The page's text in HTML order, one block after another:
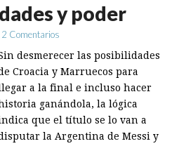
y poder
2 Comentarios
desmerecer las posibilidades
Croacia y Marruecos para
a la final e incluso hacer
ganándola, la lógica
que el título se lo van a
la Argentina de Messi y